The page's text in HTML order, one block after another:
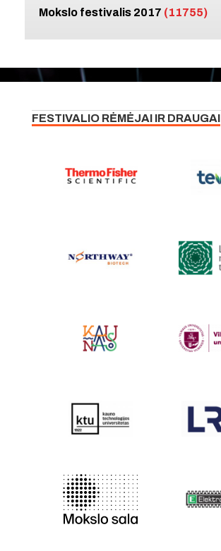
Mokslo festivalis 2017 (11755)
FESTIVALIO RĖMĖJAI IR DRAUGAI